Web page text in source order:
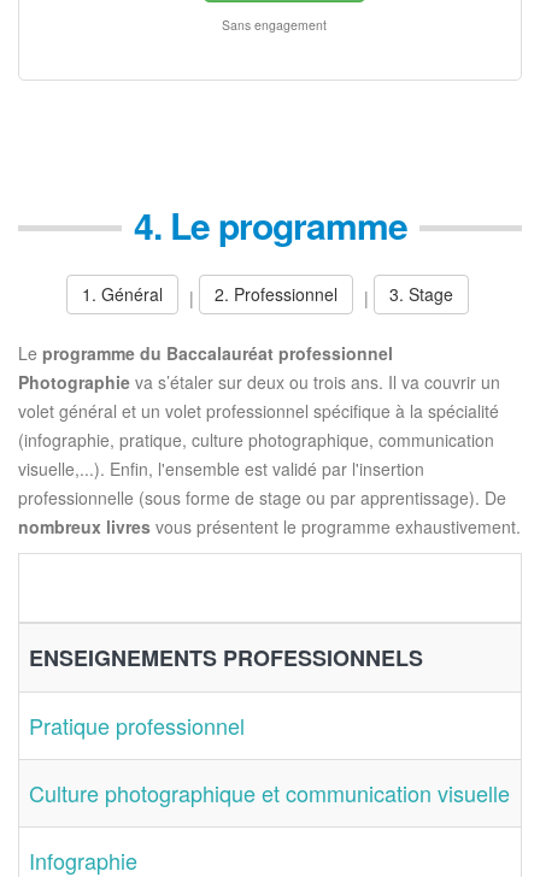
Sans engagement
4. Le programme
1. Général | 2. Professionnel | 3. Stage
Le programme du Baccalauréat professionnel
Photographie va s’étaler sur deux ou trois ans. Il va couvrir un
volet général et un volet professionnel spécifique à la spécialité
(infographie, pratique, culture photographique, communication
visuelle,...). Enfin, l'ensemble est validé par l'insertion
professionnelle (sous forme de stage ou par apprentissage). De
nombreux livres vous présentent le programme exhaustivement.
ENSEIGNEMENTS PROFESSIONNELS
Pratique professionnel
Culture photographique et communication visuelle
Infographie